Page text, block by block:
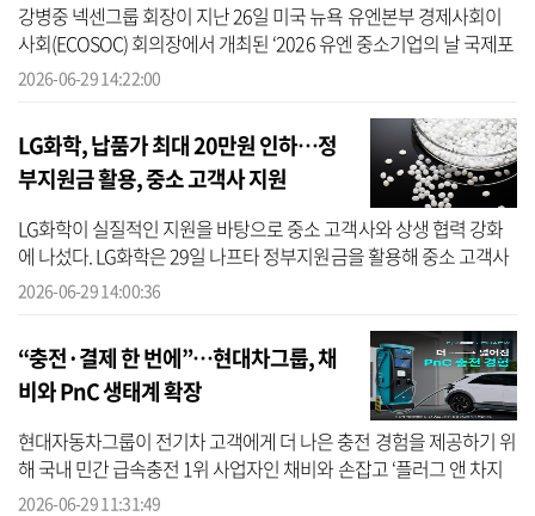
강병중 넥센그룹 회장이 지난 26일 미국 뉴욕 유엔본부 경제사회이
사회(ECOSOC) 회의장에서 개최된 ‘2026 유엔 중소기업의 날 국제포
럼’에서 기조연설을 진행했다. 이번 행사는 유엔이 지정한 ‘국제 중소
2026-06-29 14:22:00
LG화학, 납품가 최대 20만원 인하…정
부지원금 활용, 중소 고객사 지원
LG화학이 실질적인 지원을 바탕으로 중소 고객사와 상생 협력 강화
에 나섰다. LG화학은 29일 나프타 정부지원금을 활용해 중소 고객사
지원과 상생협력 강화에 나선다고 밝혔다. 이번 지원은 비닐, 포장재
2026-06-29 14:00:36
“충전·결제 한 번에”…현대차그룹, 채
비와 PnC 생태계 확장
현대자동차그룹이 전기차 고객에게 더 나은 충전 경험을 제공하기 위
해 국내 민간 급속충전 1위 사업자인 채비와 손잡고 ‘플러그 앤 차지
(Plug & Charge, 이하 PnC)’ 도입을 가속화한다. 현대차그룹은 채비와
2026-06-29 11:31:49